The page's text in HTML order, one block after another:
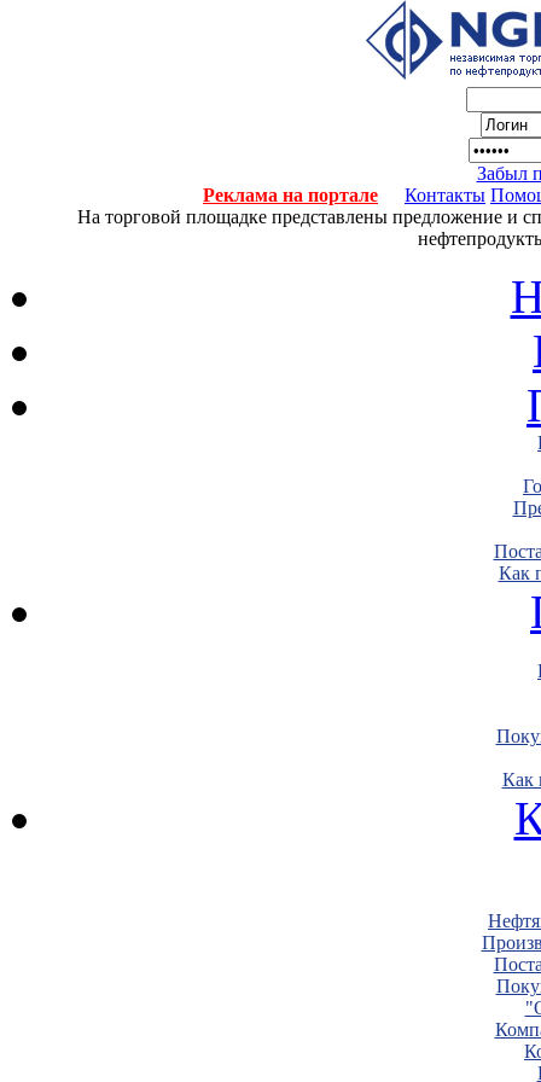
Забыл
Реклама на портале
Контакты
На торговой площадке представлены предложение и
Как
Как